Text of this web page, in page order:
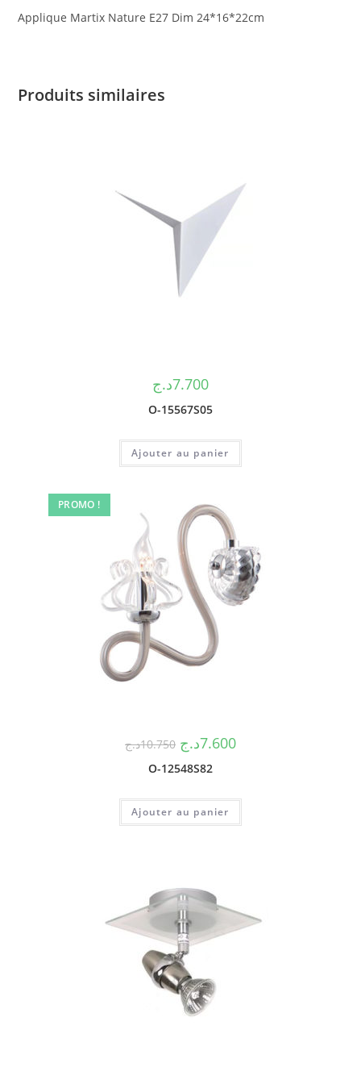
Applique Martix Nature E27 Dim 24*16*22cm
Produits similaires
7.700د.ج
O-15567S05
Ajouter au panier
PROMO !
10.750د.ج 7.600د.ج
O-12548S82
Ajouter au panier